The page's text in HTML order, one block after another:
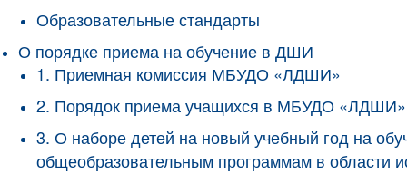
Образовательные стандарты
О порядке приема на обучение в ДШИ
1. Приемная комиссия МБУДО «ЛДШИ»
2. Порядок приема учащихся в МБУДО «ЛДШИ»
3. О наборе детей на новый учебный год на
общеобразовательным программам в области